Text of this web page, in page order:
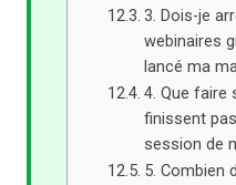
3. Dois-je
webinaires
lancé ma
4. Que faire
finissent
session de
5. Combien